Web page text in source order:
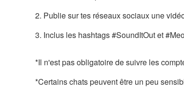
2. Publie sur tes réseaux sociaux une
3. Inclus les hashtags #SoundItOut et
*Il n'est pas obligatoire de suivre les
*Certains chats peuvent être un peu